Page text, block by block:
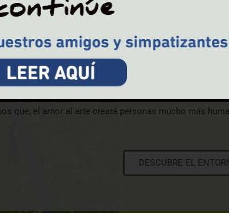
está rodeada de manantiales naturales, granito
Constituye un espacio sin ruido y las noches, libres
la vía láctea en todo su esplendor.
cuenta con una casa y talleres plenamente
artísticos, con un total de 8000m² en el exterior se
que, el amor al arte creará personas mucho más
DESCUBRE EL